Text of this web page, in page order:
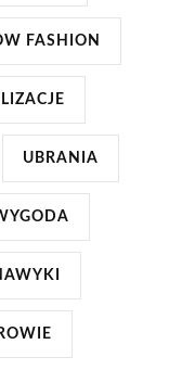
FASHION
UBRANIA